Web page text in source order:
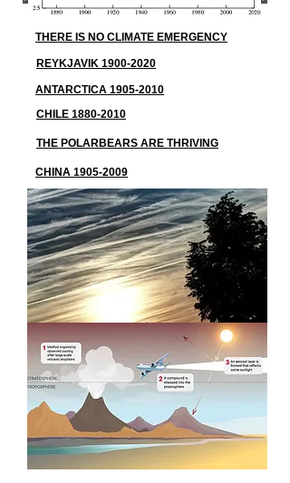
THERE IS NO CLIMATE EMERGENCY
REYKJAVIK 1900-2020
ANTARCTICA 1905-2010
CHILE 1880-2010
THE POLARBEARS ARE THRIVING
CHINA 1905-2009